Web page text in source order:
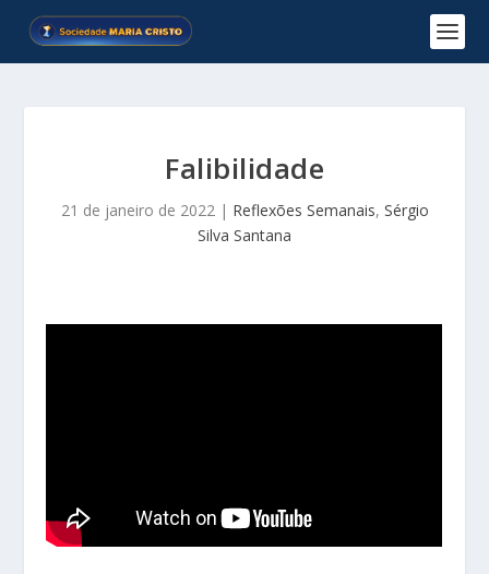
Falibilidade
21 de janeiro de 2022| Reflexões Semanais, Sérgio
Silva Santana